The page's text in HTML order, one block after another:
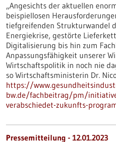
„Angesichts der aktuellen
beispiellosen
tiefgreifenden Strukturwandel
Energiekrise, gestörte
Digitalisierung bis hin zum
Anpassungsfähigkeit unserer
Wirtschaftspolitik in noch nie
so Wirtschaftsministerin Dr.
https://
bw.de/fachbeitrag/pm/
verabschiedet-zukunfts-
Pressemitteilung - 12.01.2023